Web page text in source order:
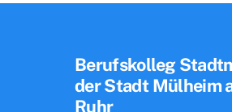
Berufskolleg
der Stadt Mülheim
Ruhr